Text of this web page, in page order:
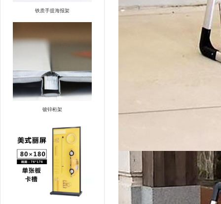
铁质手提海报架
镀锌桁架